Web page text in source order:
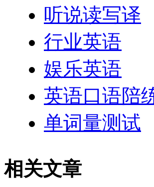
听说读写译
行业英语
娱乐英语
英语口语陪
单词量测试
相关文章